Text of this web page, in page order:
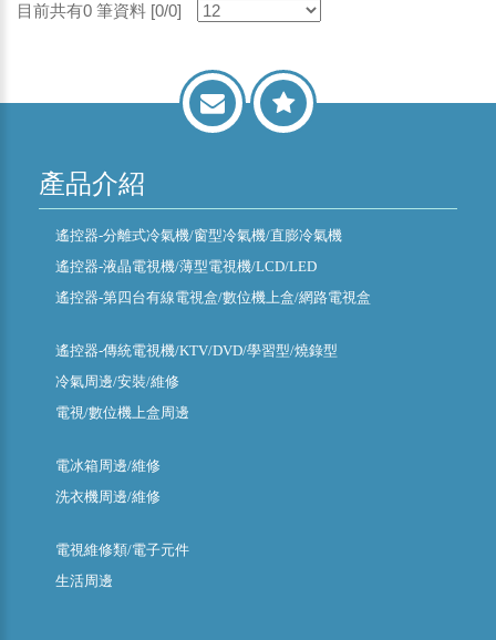
目前共有0 筆資料 [0/0]
產品介紹
遙控器-分離式冷氣機/窗型冷氣機/直膨冷氣機
遙控器-液晶電視機/薄型電視機/LCD/LED
遙控器-第四台有線電視盒/數位機上盒/網路電視盒
遙控器-傳統電視機/KTV/DVD/學習型/燒錄型
冷氣周邊/安裝/維修
電視/數位機上盒周邊
電冰箱周邊/維修
洗衣機周邊/維修
電視維修類/電子元件
生活周邊